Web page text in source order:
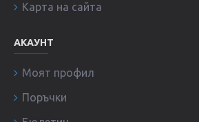
Карта на сайта
АКАУНТ
Моят профил
Поръчки